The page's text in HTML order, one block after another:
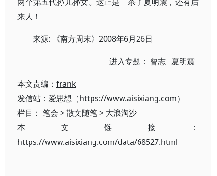
来人！
来源: 《南方周末》2008年6月26日
进入专题： 曾志 夏明震
本文责编： frank
发信站：爱思想（https://www.aisixiang.com）
栏目： 笔会 >散文随笔> 大浪淘沙
本文链接：
https://www.aisixiang.com/data/68527.html